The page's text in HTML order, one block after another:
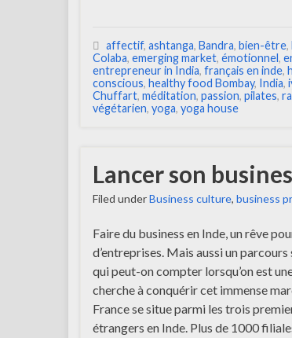
affectif, ashtanga, Bandra, bien-être,
Colaba, emerging market, émotionnel,
entrepreneur in India, français en inde,
conscious, healthy food Bombay, India,
Chuffart, méditation, passion, pilates,
végétarien, yoga, yoga house
Lancer son
Filed underBusiness culture, business
Faire du business en Inde, un rêve
d’entreprises. Mais aussi un parcours
qui peut-on compter lorsqu’on est
cherche à conquérir cet immense
France se situe parmi les trois
étrangers en Inde. Plus de 1000